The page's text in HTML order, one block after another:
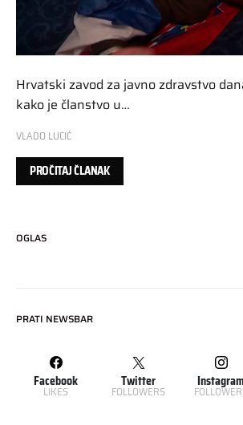
Hrvatski zavod za javno zdravstvo
kako je članstvo u…
VLADO LUCIĆ
PROČITAJ ČLANAK
OGLAS
PRATI NEWSBAR
Facebook
LIKES
Twitter
FOLLOWERS
Instagram